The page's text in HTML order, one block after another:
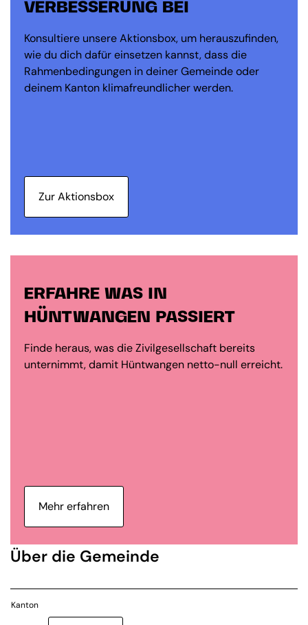
VERBESSERUNG BEI
Konsultiere unsere Aktionsbox, um herauszufinden,
wie du dich dafür einsetzen kannst, dass die
Rahmenbedingungen in deiner Gemeinde oder
deinem Kanton klimafreundlicher werden.
Zur Aktionsbox
ERFAHRE WAS IN
HÜNTWANGEN PASSIERT
Finde heraus, was die Zivilgesellschaft bereits
unternimmt, damit Hüntwangen netto-null erreicht.
Mehr erfahren
Über die Gemeinde
Kanton